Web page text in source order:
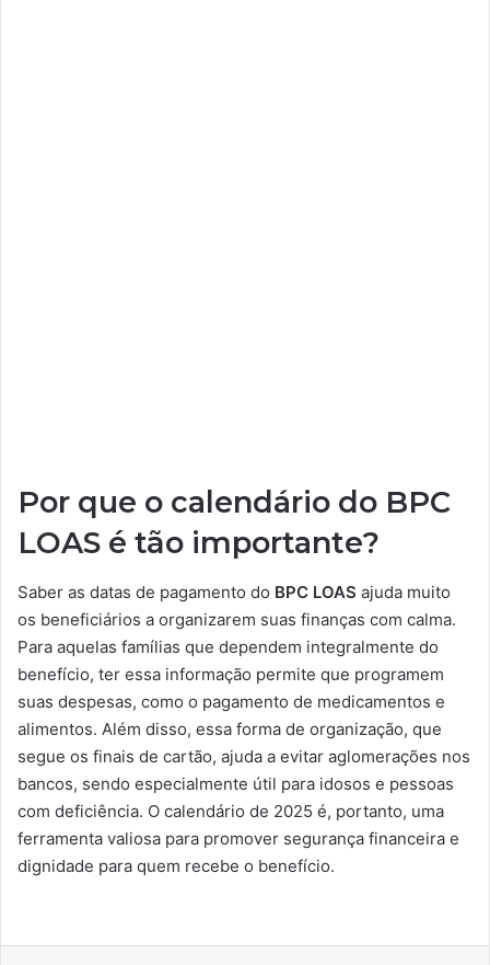
Por que o calendário do BPC
LOAS é tão importante?
Saber as datas de pagamento do BPC LOAS ajuda muito
os beneficiários a organizarem suas finanças com calma.
Para aquelas famílias que dependem integralmente do
benefício, ter essa informação permite que programem
suas despesas, como o pagamento de medicamentos e
alimentos. Além disso, essa forma de organização, que
segue os finais de cartão, ajuda a evitar aglomerações nos
bancos, sendo especialmente útil para idosos e pessoas
com deficiência. O calendário de 2025 é, portanto, uma
ferramenta valiosa para promover segurança financeira e
dignidade para quem recebe o benefício.